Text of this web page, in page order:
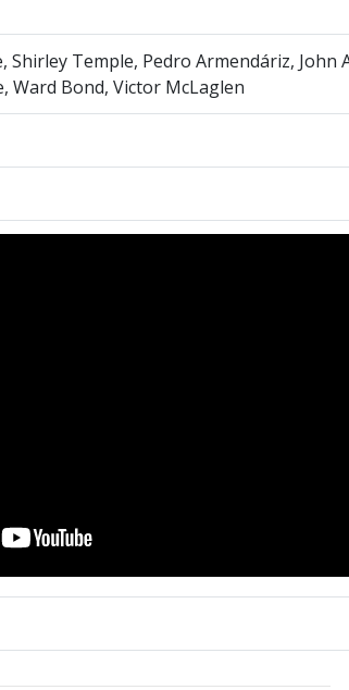
Shirley Temple, Pedro Armendáriz, John
Ward Bond, Victor McLaglen